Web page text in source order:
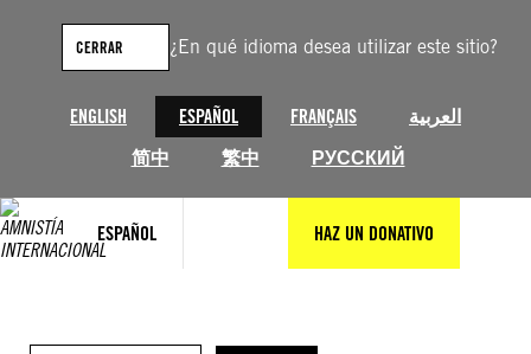
¿En qué idioma desea utilizar este sitio?
ENGLISH ESPAÑOL FRANÇAIS
العربية
简中
繁中 РУССКИЙ
CERRAR
ESPAÑOL HAZ UN DONATIVO
contenido